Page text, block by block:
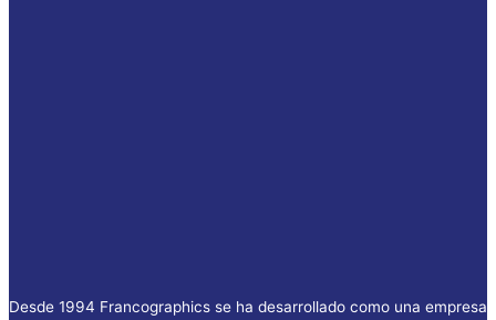
Desde 1994 Francographics se ha desarrollado como una empresa